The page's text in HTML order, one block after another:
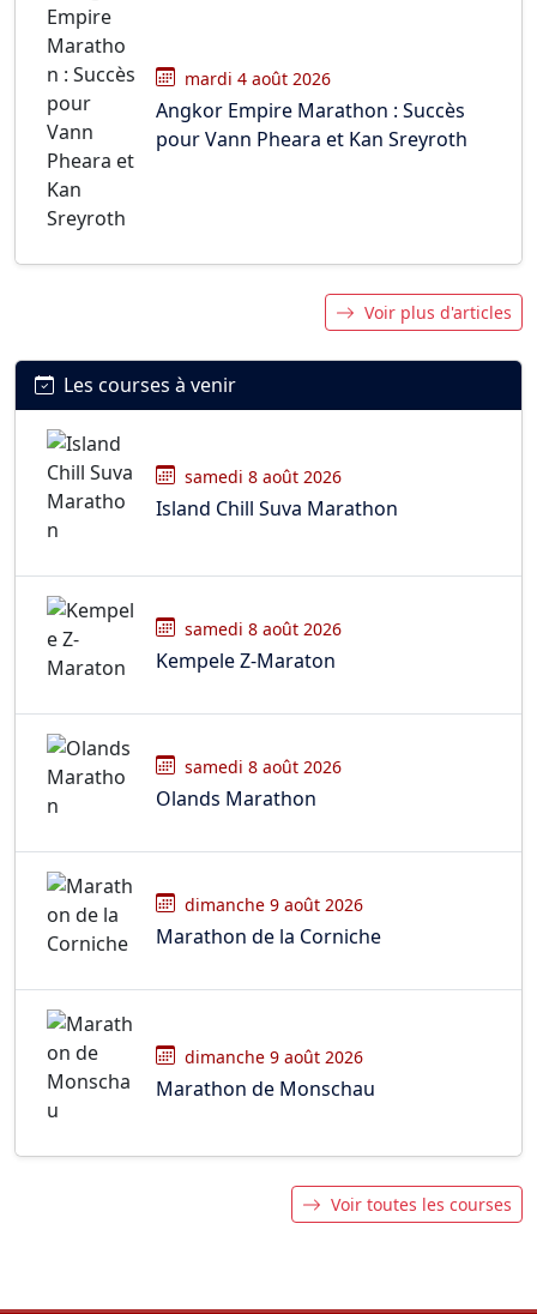
mardi 4 août 2026
Angkor Empire Marathon : Succès
pour Vann Pheara et Kan Sreyroth
Voir plus d'articles
Les courses à venir
samedi 8 août 2026
Island Chill Suva Marathon
samedi 8 août 2026
Kempele Z-Maraton
samedi 8 août 2026
Olands Marathon
dimanche 9 août 2026
Marathon de la Corniche
dimanche 9 août 2026
Marathon de Monschau
Voir toutes les courses